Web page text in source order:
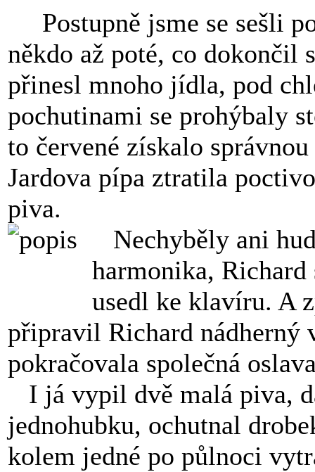
Postupně jsme se sešli
někdo až poté, co dokončil
přinesl mnoho jídla, pod
pochutinami se prohýbaly
to červené získalo
Jardova pípa ztratila
piva.
Nechyběly ani
harmonika,
usedl ke klavíru. A
připravil Richard nádherný
pokračovala společná
I já vypil dvě malá piva,
jednohubku, ochutnal
kolem jedné po půlnoci